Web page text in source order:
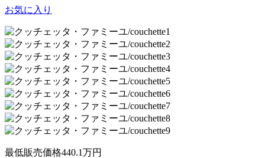
お気に入り
最低販売価格440.1万円